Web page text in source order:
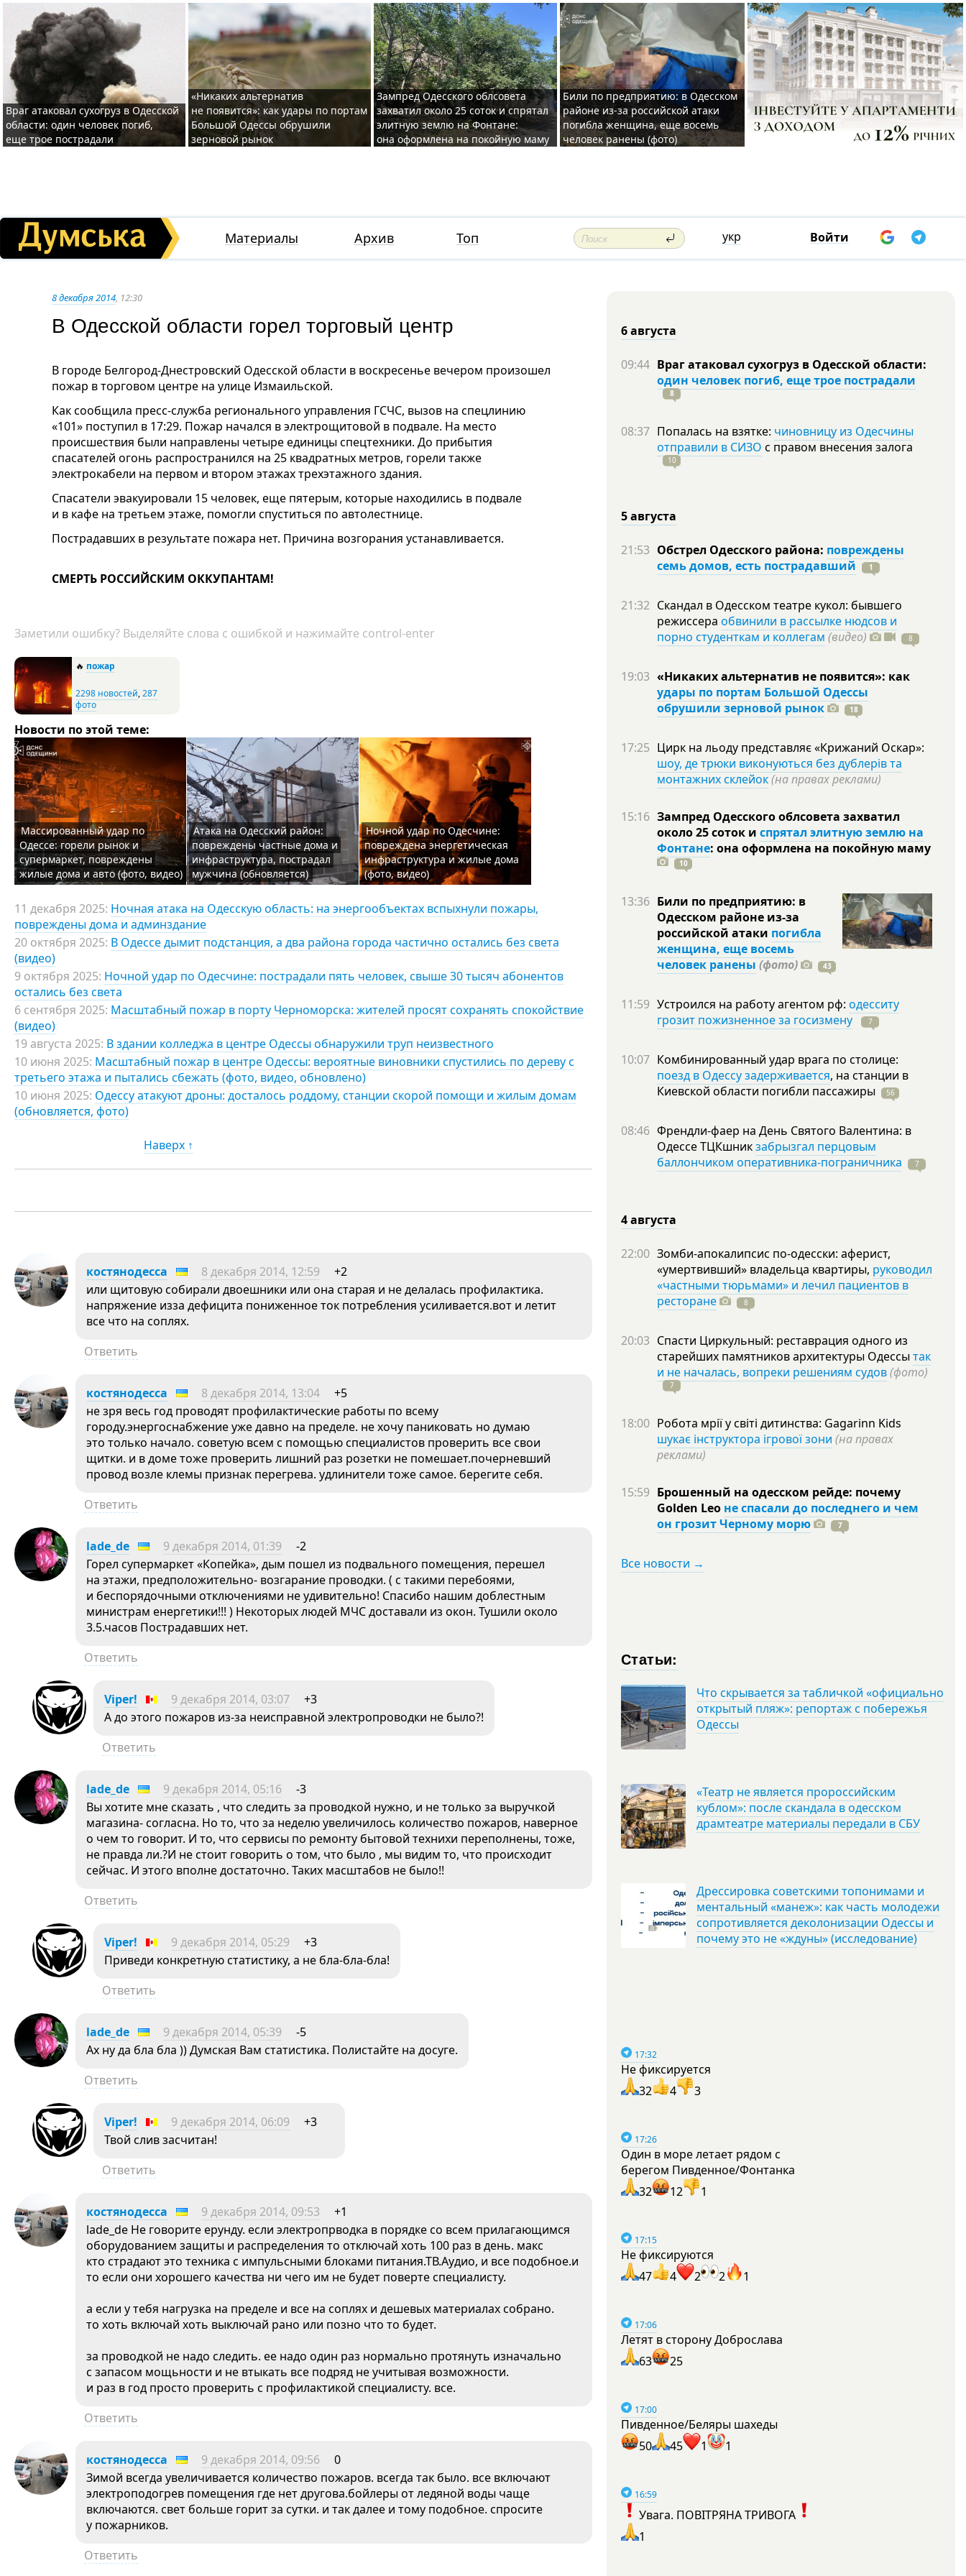
Враг атаковал сухогруз в Одесской
области: один человек погиб,
еще трое пострадали
«Никаких альтернатив
не появится»: как удары по портам
Большой Одессы обрушили
зерновой рынок
Зампред Одесского облсовета
захватил около 25 соток и спрятал
элитную землю на Фонтане:
она оформлена на покойную маму
Били по предприятию: в Одесском
районе из-за российской атаки
погибла женщина, еще восемь
человек ранены (фото)
Материалы Архив Топ укр Войти
8 декабря 2014, 12:30
В Одесской области горел торговый центр
В городе Белгород-Днестровский Одесской области в воскресенье вечером произошел
пожар в торговом центре на улице Измаильской.
Как сообщила пресс-служба регионального управления ГСЧС, вызов на спецлинию
«101» поступил в 17:29. Пожар начался в электрощитовой в подвале. На место
происшествия были направлены четыре единицы спецтехники. До прибытия
спасателей огонь распространился на 25 квадратных метров, горели также
электрокабели на первом и втором этажах трехэтажного здания.
Спасатели эвакуировали 15 человек, еще пятерым, которые находились в подвале
и в кафе на третьем этаже, помогли спуститься по автолестнице.
Пострадавших в результате пожара нет. Причина возгорания устанавливается.
СМЕРТЬ РОССИЙСКИМ ОККУПАНТАМ!
Заметили ошибку? Выделяйте слова с ошибкой и нажимайте control-enter
🔥 пожар
2298 новостей,287
фото
Новости по этой теме:
Массированный удар по
Одессе: горели рынок и
супермаркет, повреждены
жилые дома и авто (фото, видео)
Атака на Одесский район:
повреждены частные дома и
инфраструктура, пострадал
мужчина (обновляется)
Ночной удар по Одесчине:
повреждена энергетическая
инфраструктура и жилые дома
(фото, видео)
11 декабря 2025: Ночная атака на Одесскую область: на энергообъектах вспыхнули пожары,
повреждены дома и админздание
20 октября 2025: В Одессе дымит подстанция, а два района города частично остались без света
(видео)
9 октября 2025: Ночной удар по Одесчине: пострадали пять человек, свыше 30 тысяч абонентов
остались без света
6 сентября 2025: Масштабный пожар в порту Черноморска: жителей просят сохранять спокойствие
(видео)
19 августа 2025: В здании колледжа в центре Одессы обнаружили труп неизвестного
10 июня 2025: Масштабный пожар в центре Одессы: вероятные виновники спустились по дереву с
третьего этажа и пытались сбежать (фото, видео, обновлено)
10 июня 2025: Одессу атакуют дроны: досталось роддому, станции скорой помощи и жилым домам
(обновляется, фото)
Наверх ↑
костянодесса 8 декабря 2014, 12:59
+2
или щитовую собирали двоешники или она старая и не делалась профилактика.
напряжение изза дефицита пониженное ток потребления усиливается.вот и летит
все что на соплях.
Ответить
костянодесса 8 декабря 2014, 13:04
+5
не зря весь год проводят профилактические работы по всему
городу.энергоснабжение уже давно на пределе. не хочу паниковать но думаю
это только начало. советую всем с помощью специалистов проверить все свои
щитки. и в доме тоже проверить лишний раз розетки не помешает.почерневший
провод возле клемы признак перегрева. удлинители тоже самое. берегите себя.
Ответить
lade_de 9 декабря 2014, 01:39
-2
Горел супермаркет «Копейка», дым пошел из подвального помещения, перешел
на этажи, предположительно- возгарание проводки. ( с такими перебоями,
и беспорядочными отключениями не удивительно! Спасибо нашим доблестным
министрам енергетики!!! ) Некоторых людей МЧС доставали из окон. Тушили около
3.5.часов Пострадавших нет.
Ответить
Viper! 9 декабря 2014, 03:07
+3
А до этого пожаров из-за неисправной электропроводки не было?!
Ответить
lade_de 9 декабря 2014, 05:16
-3
Вы хотите мне сказать , что следить за проводкой нужно, и не только за выручкой
магазина- согласна. Но то, что за неделю увеличилось количество пожаров, наверное
о чем то говорит. И то, что сервисы по ремонту бытовой технихи переполнены, тоже,
не правда ли.?И не стоит говорить о том, что было , мы видим то, что происходит
сейчас. И этого вполне достаточно. Таких масштабов не было!!
Ответить
Viper! 9 декабря 2014, 05:29
+3
Приведи конкретную статистику, а не бла-бла-бла!
Ответить
lade_de 9 декабря 2014, 05:39
-5
Ах ну да бла бла )) Думская Вам статистика. Полистайте на досуге.
Ответить
Viper! 9 декабря 2014, 06:09
+3
Твой слив засчитан!
Ответить
костянодесса 9 декабря 2014, 09:53
+1
lade_de Не говорите ерунду. если электропрводка в порядке со всем прилагающимся
оборудованием защиты и распределения то отключай хоть 100 раз в день. макс
кто страдают это техника с импульсными блоками питания.ТВ.Аудио, и все подобное.и
то если они хорошего качества ни чего им не будет поверте специалисту.
а если у тебя нагрузка на пределе и все на соплях и дешевых материалах собрано.
то хоть включай хоть выключай рано или позно что то будет.
за проводкой не надо следить. ее надо один раз нормально протянуть изначально
с запасом мощьности и не втыкать все подряд не учитывая возможности.
и раз в год просто проверить с профилактикой специалисту. все.
Ответить
костянодесса 9 декабря 2014, 09:56
0
Зимой всегда увеличивается количество пожаров. всегда так было. все включают
электроподогрев помещения где нет другова.бойлеры от ледяной воды чаще
включаются. свет больше горит за сутки. и так далее и тому подобное. спросите
у пожарников.
Ответить
6 августа
09:44 Враг атаковал сухогруз в Одесской области:
один человек погиб, еще трое пострадали
8
08:37 Попалась на взятке: чиновницу из Одесчины
отправили в СИЗО с правом внесения залога
10
5 августа
21:53 Обстрел Одесского района: повреждены
семь домов, есть пострадавший
1
21:32 Скандал в Одесском театре кукол: бывшего
режиссера обвинили в рассылке нюдсов и
порно студенткам и коллегам (видео) 8
19:03 «Никаких альтернатив не появится»: как
удары по портам Большой Одессы
обрушили зерновой рынок
18
17:25 Цирк на льоду представляє «Крижаний Оскар»:
шоу, де трюки виконуються без дублерів та
монтажних склейок(на правах реклами)
15:16 Зампред Одесского облсовета захватил
около 25 соток и спрятал элитную землю на
Фонтане: она оформлена на покойную маму
10
13:36 Били по предприятию: в
Одесском районе из-за
российской атаки погибла
женщина, еще восемь
человек ранены (фото) 43
11:59 Устроился на работу агентом рф: одесситу
грозит пожизненное за госизмену
7
10:07 Комбинированный удар врага по столице:
поезд в Одессу задерживается, на станции в
Киевской области погибли пассажиры 56
08:46 Френдли-фаер на День Святого Валентина: в
Одессе ТЦКшникзабрызгал перцовым
баллончиком оперативника-пограничника
7
4 августа
22:00 Зомби-апокалипсис по-одесски: аферист,
«умертвивший» владельца квартиры, руководил
«частными тюрьмами» и лечил пациентов в
ресторане
8
20:03 Спасти Циркульный: реставрация одного из
старейших памятников архитектуры Одессы так
и не началась, вопреки решениям судов(фото)
7
18:00 Робота мрії у світі дитинства: Gagarinn Kids
шукає інструктора ігрової зони (на правах
реклами)
15:59 Брошенный на одесском рейде: почему
Golden Leo не спасали до последнего и чем
он грозит Черному морю
7
Все новости →
Статьи:
Что скрывается за табличкой «официально
открытый пляж»: репортаж с побережья
Одессы
«Театр не является пророссийским
кублом»: после скандала в одесском
драмтеатре материалы передали в СБУ
Дрессировка советскими топонимами и
ментальный «манеж»: как часть молодежи
сопротивляется деколонизации Одессы и
почему это не «ждуны» (исследование)
17:32
Не фиксируется
32
4 3
17:26
Один в море летает рядом с
берегом Пивденное/Фонтанка
32
12 1
17:15
Не фиксируются
47
4 2 2 1
17:06
Летят в сторону Доброслава
63
25
17:00
Пивденное/Беляры шахеды
50
45 1 1
16:59
Увага. ПОВІТРЯНА ТРИВОГА
1